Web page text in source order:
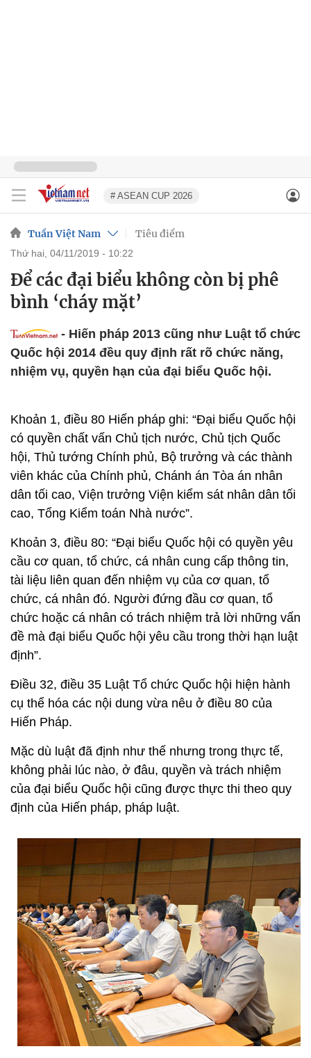
# ASEAN CUP 2026
Tuần Việt Nam Tiêu điểm
thứ hai, 04/11/2019 - 10:22
Để các đại biểu không còn bị phê
bình ‘cháy mặt’
- Hiến pháp 2013 cũng như Luật tổ chức
Quốc hội 2014 đều quy định rất rõ chức năng,
nhiệm vụ, quyền hạn của đại biểu Quốc hội.
Khoản 1, điều 80 Hiến pháp ghi: “Đại biểu Quốc hội
có quyền chất vấn Chủ tịch nước, Chủ tịch Quốc
hội, Thủ tướng Chính phủ, Bộ trưởng và các thành
viên khác của Chính phủ, Chánh án Tòa án nhân
dân tối cao, Viện trưởng Viện kiểm sát nhân dân tối
cao, Tổng Kiểm toán Nhà nước”.
Khoản 3, điều 80: “Đại biểu Quốc hội có quyền yêu
cầu cơ quan, tổ chức, cá nhân cung cấp thông tin,
tài liệu liên quan đến nhiệm vụ của cơ quan, tổ
chức, cá nhân đó. Người đứng đầu cơ quan, tổ
chức hoặc cá nhân có trách nhiệm trả lời những vấn
đề mà đại biểu Quốc hội yêu cầu trong thời hạn luật
định”.
Điều 32, điều 35 Luật Tổ chức Quốc hội hiện hành
cụ thể hóa các nội dung vừa nêu ở điều 80 của
Hiến Pháp.
Mặc dù luật đã định như thế nhưng trong thực tế,
không phải lúc nào, ở đâu, quyền và trách nhiệm
của đại biểu Quốc hội cũng được thực thi theo quy
định của Hiến pháp, pháp luật.